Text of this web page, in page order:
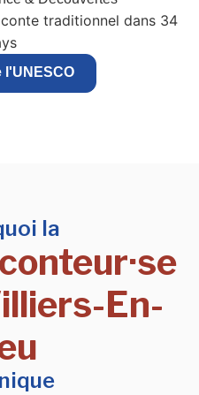
traditionnel dans 34
l'UNESCO
la
En-